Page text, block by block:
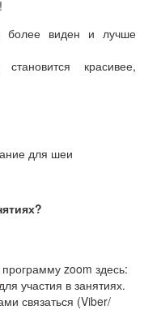
более виден и лучше
красивее,
для шеи
zoom здесь:
для участия в занятиях.
связаться (Viber/